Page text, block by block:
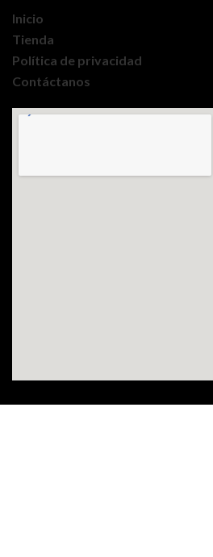
Inicio
Tienda
Política de privacidad
Contáctanos